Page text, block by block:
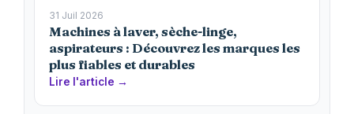
31 Juil 2026
Machines à laver, sèche-linge,
aspirateurs : Découvrez les marques les
plus fiables et durables
Lire l'article →